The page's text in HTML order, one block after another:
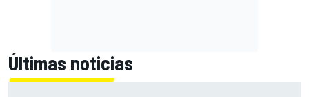
Últimas noticias